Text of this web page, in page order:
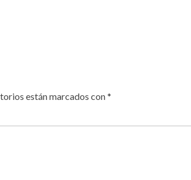
están marcados con*